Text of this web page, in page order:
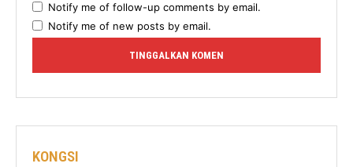
Notify me of follow-up comments by email.
Notify me of new posts by email.
KONGSI